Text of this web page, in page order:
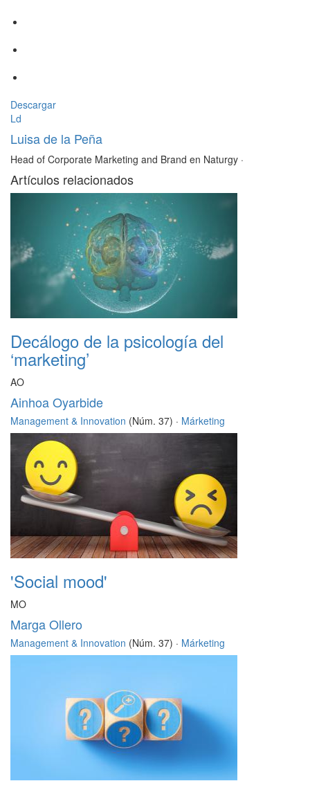
Descargar
Ld
Luisa de la Peña
Head of Corporate Marketing and Brand en Naturgy ·
Artículos relacionados
Decálogo de la psicología del
‘marketing’
AO
Ainhoa Oyarbide
Management & Innovation (Núm. 37) · Márketing
'Social mood'
MO
Marga Ollero
Management & Innovation (Núm. 37) · Márketing